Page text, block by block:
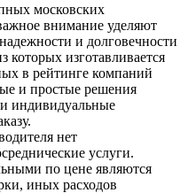
московских
внимание уделяют
и долговечности
которых изготавливается
в рейтинге компаний
и простые решения
индивидуальные
нет
услуги.
по цене являются
иных расходов